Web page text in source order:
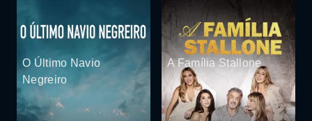
O Último Navio
Negreiro
A Família Stallone